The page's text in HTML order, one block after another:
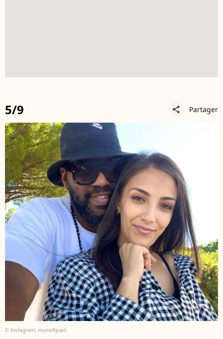
5/9 share Partager
© Instagram, mumofquad